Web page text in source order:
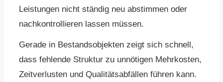
Leistungen nicht ständig neu abstimmen oder
nachkontrollieren lassen müssen.
Gerade in Bestandsobjekten zeigt sich schnell,
dass fehlende Struktur zu unnötigen Mehrkosten,
Zeitverlusten und Qualitätsabfällen führen kann.